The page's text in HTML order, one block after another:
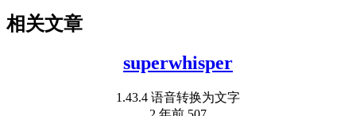
相关文章
superwhisper
1.43.4 语音转换为文字